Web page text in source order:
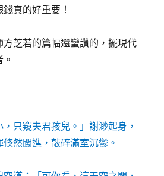
真的好重要！
芝若的篇幅還蠻讚的，擺現代
，只窺夫君孩兒。」謝渺起身，
然闖進，敲碎滿室沉鬱。